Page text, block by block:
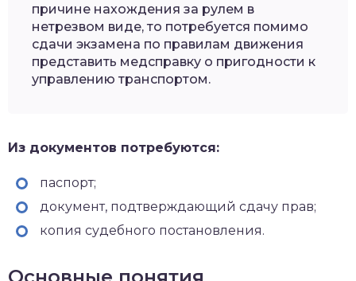
причине нахождения за рулем в
нетрезвом виде, то потребуется помимо
сдачи экзамена по правилам движения
представить медсправку о пригодности к
управлению транспортом.
Из документов потребуются:
паспорт;
документ, подтверждающий сдачу прав;
копия судебного постановления.
Основные понятия